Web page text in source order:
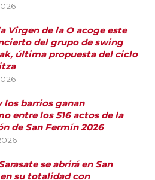
Virgen de la O acoge este
del grupo de swing
última propuesta del ciclo
los barrios ganan
entre los 516 actos de la
de San Fermín 2026
se abrirá en San
su totalidad con